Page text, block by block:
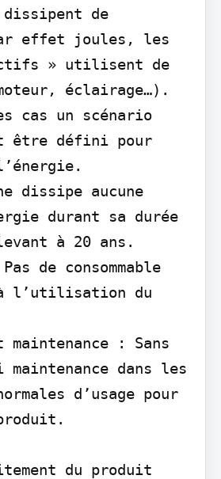
de
effet joules, les
» utilisent de
éclairage…).
cas un scénario
être défini pour
dissipe aucune
durant sa durée
à 20 ans.
Pas de consommable
l’utilisation du
: Sans
dans les
d’usage pour
du produit